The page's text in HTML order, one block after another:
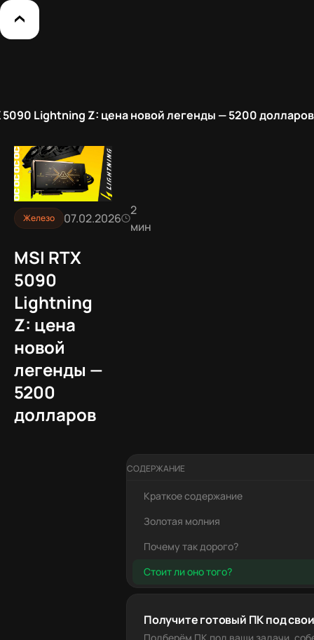
5090 Lightning Z: цена новой легенды — 5200 долларов
Железо 07.02.2026
2
мин
MSI RTX
5090
Lightning
Z: цена
новой
легенды —
5200
долларов
СОДЕРЖАНИЕ
Краткое содержание
Золотая молния
Почему так дорого?
Стоит ли оно того?
Получите готовый ПК под
Подберём ПК под ваши задачи,